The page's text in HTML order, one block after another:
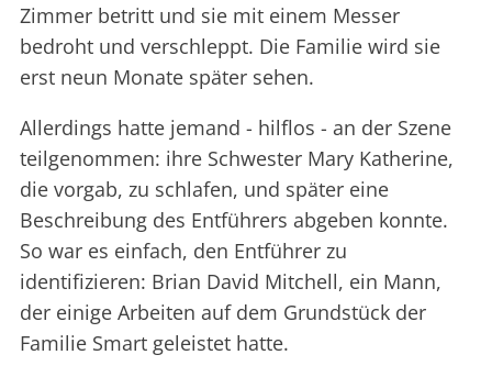
Zimmer betritt und sie mit einem Messer
bedroht und verschleppt. Die Familie wird sie
erst neun Monate später sehen.
Allerdings hatte jemand - hilflos - an der Szene
teilgenommen: ihre Schwester Mary Katherine,
die vorgab, zu schlafen, und später eine
Beschreibung des Entführers abgeben konnte.
So war es einfach, den Entführer zu
identifizieren: Brian David Mitchell, ein Mann,
der einige Arbeiten auf dem Grundstück der
Familie Smart geleistet hatte.